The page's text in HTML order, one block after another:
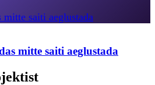
saiti aeglustada
mitte saiti aeglustada